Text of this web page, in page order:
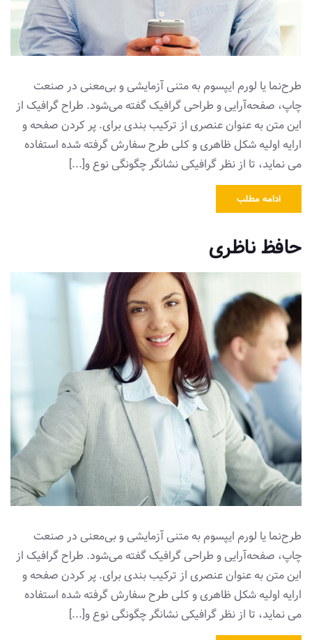
طرح‌نما یا لورم ایپسوم به متنی آزمایشی و بی‌معنی در صنعت
چاپ، صفحه‌آرایی و طراحی گرافیک گفته می‌شود. طراح گرافیک از
این متن به عنوان عنصری از ترکیب بندی برای. پر کردن صفحه و
ارایه اولیه شکل ظاهری و کلی طرح سفارش گرفته شده استفاده
می نماید، تا از نظر گرافیکی نشانگر چگونگی نوع و[...]
ادامه مطلب
حافظ ناظری
طرح‌نما یا لورم ایپسوم به متنی آزمایشی و بی‌معنی در صنعت
چاپ، صفحه‌آرایی و طراحی گرافیک گفته می‌شود. طراح گرافیک از
این متن به عنوان عنصری از ترکیب بندی برای. پر کردن صفحه و
ارایه اولیه شکل ظاهری و کلی طرح سفارش گرفته شده استفاده
می نماید، تا از نظر گرافیکی نشانگر چگونگی نوع و[...]